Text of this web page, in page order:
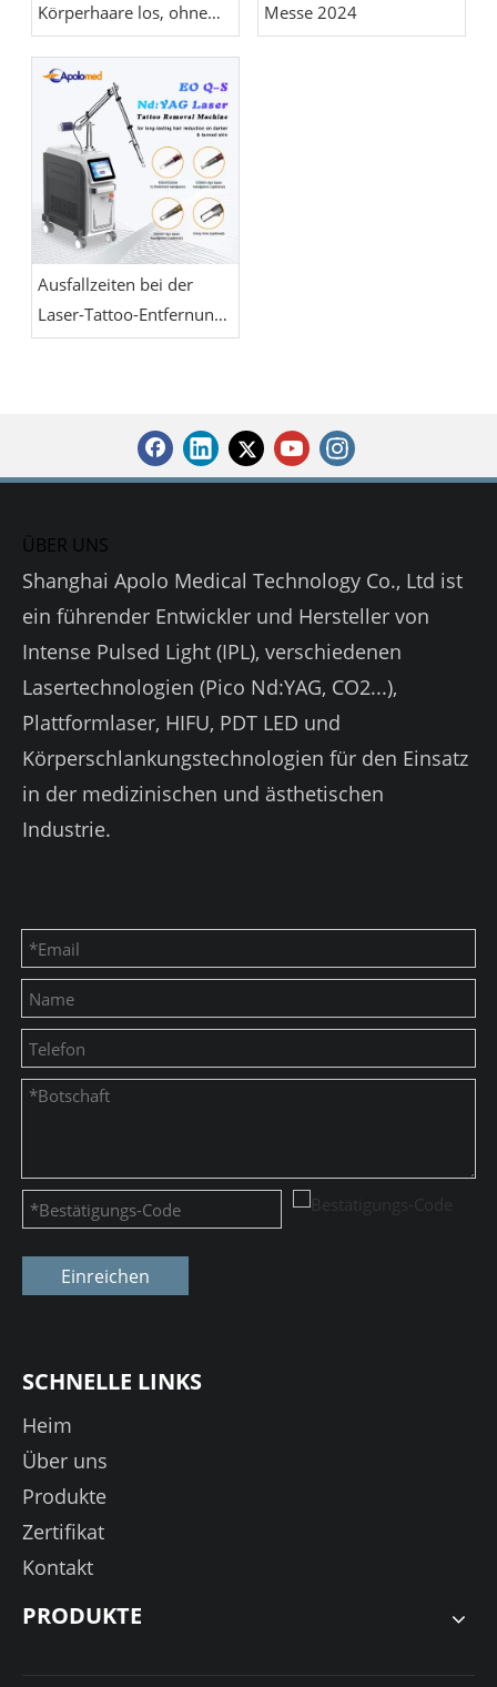
Körperhaare los, ohne
sich zu rasieren
Messe 2024
Ausfallzeiten bei der
Laser-Tattoo-Entfernung:
Was Sie nach jeder
ÜBER UNS
Shanghai Apolo Medical Technology Co., Ltd ist
ein führender Entwickler und Hersteller von
Intense Pulsed Light (IPL), verschiedenen
Lasertechnologien (Pico Nd:YAG, CO2...),
Plattformlaser, HIFU, PDT LED und
Körperschlankungstechnologien für den Einsatz
in der medizinischen und ästhetischen
Industrie.
Einreichen
SCHNELLE LINKS
Heim
Über uns
Produkte
Zertifikat
Kontakt
PRODUKTE